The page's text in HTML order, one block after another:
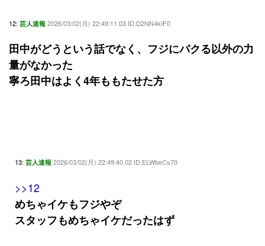
12: 芸人速報 2026/03/02(月) 22:49:11.03 ID:D2NN4kIF0
田中がどうという話でなく、フジにパクる以外の力
量がなかった
寧ろ田中はよく4年ももたせた方
13: 芸人速報 2026/03/02(月) 22:49:40.02 ID:ELWbeCs70
>>12
めちゃイケもフジやぞ
スタッフもめちゃイケだったはず